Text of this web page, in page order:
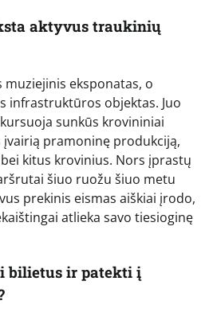
aktyvus traukinių
muziejinis eksponatas, o
infrastruktūros objektas. Juo
sunkūs krovininiai
pramoninę produkciją,
kitus krovinius. Nors įprastų
šiuo ruožu šiuo metu
prekinis eismas aiškiai įrodo,
atlieka savo tiesioginę
bilietus ir patekti į